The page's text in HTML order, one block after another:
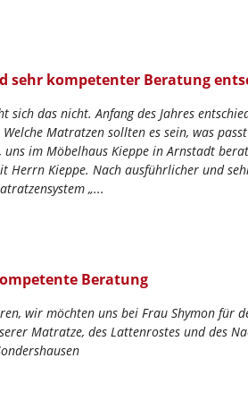
sehr kompetenter Beratung
sich das nicht. Anfang des Jahres
Matratzen sollten es sein, was
uns im Möbelhaus Kieppe in Arnstadt
Herrn Kieppe. Nach ausführlicher und
„...
Beratung
wir möchten uns bei Frau Shymon für
Matratze, des Lattenrostes und des